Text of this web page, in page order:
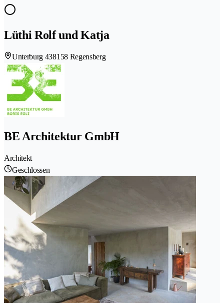
Lüthi Rolf und Katja
Unterburg 438158 Regensberg
BE Architektur GmbH
Architekt
Geschlossen